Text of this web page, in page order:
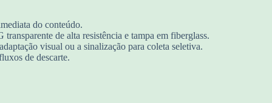
do conteúdo.
de alta resistência e tampa em fiberglass.
visual ou a sinalização para coleta seletiva.
de descarte.